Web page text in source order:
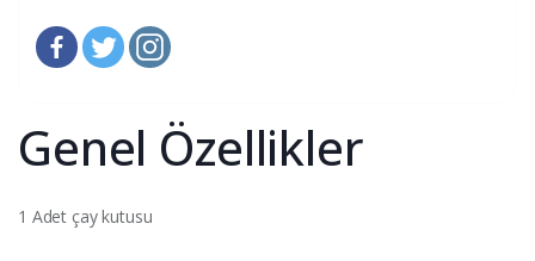
Genel Özellikler
1 Adet çay kutusu